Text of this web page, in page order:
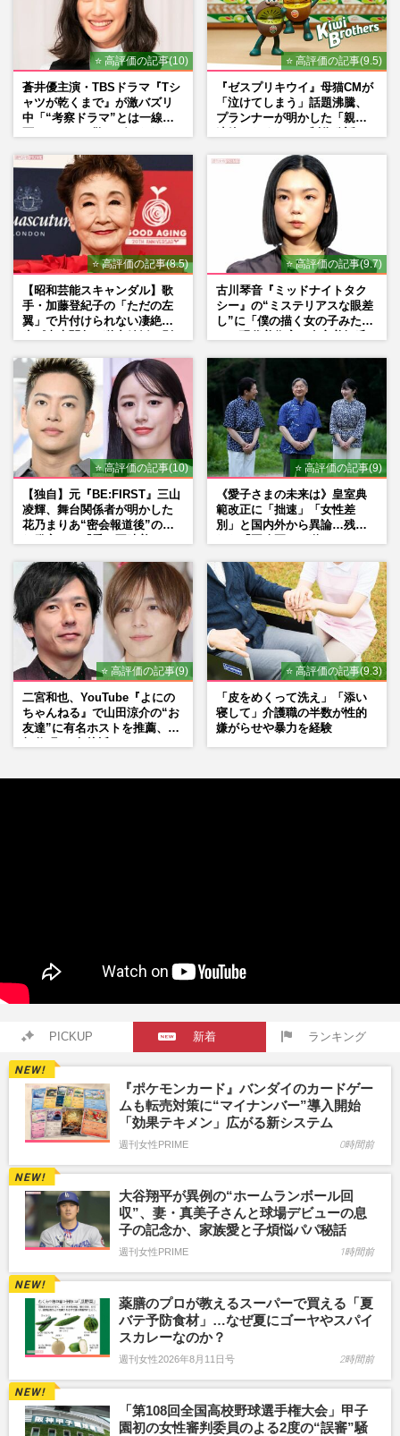
⭐ 高評価の記事(10)
蒼井優主演・TBSドラマ『Tシ
ャツが乾くまで』が激バズリ
中「“考察ドラマ”とは一線を
⭐ 高評価の記事(9.5)
『ゼスプリキウイ』母猫CMが
「泣けてしまう」話題沸騰、
プランナーが明かした「親に
⭐ 高評価の記事(8.5)
【昭和芸能スキャンダル】歌
手・加藤登紀子の「ただの左
翼」で片付けられない凄絶半
⭐ 高評価の記事(9.7)
古川琴音『ミッドナイトタク
シー』の“ミステリアスな眼差
し”に「僕の描く女の子みた
⭐ 高評価の記事(10)
【独自】元『BE:FIRST』三山
凌輝、舞台関係者が明かした
花乃まりあ“密会報道後”の呆
⭐ 高評価の記事(9)
《愛子さまの未来は》皇室典
範改正に「拙速」「女性差
別」と国内外から異論…残さ
⭐ 高評価の記事(9)
二宮和也、YouTube『よにの
ちゃんねる』で山田涼介の“お
友達”に有名ホストを推薦、歌
⭐ 高評価の記事(9.3)
「皮をめくって洗え」「添い
寝して」介護職の半数が性的
嫌がらせや暴力を経験
PICKUP 新着 ランキング
『ポケモンカード』バンダイのカードゲー
ムも転売対策に“マイナンバー”導入開始
「効果テキメン」広がる新システム
週刊女性PRIME 0時間前
大谷翔平が異例の“ホームランボール回
収”、妻・真美子さんと球場デビューの息
子の記念か、家族愛と子煩悩パパ秘話
週刊女性PRIME 1時間前
薬膳のプロが教えるスーパーで買える「夏
バテ予防食材」…なぜ夏にゴーヤやスパイ
スカレーなのか？
週刊女性2026年8月11日号 2時間前
「第108回全国高校野球選手権大会」甲子
園初の女性審判委員のよる2度の“誤審”騒